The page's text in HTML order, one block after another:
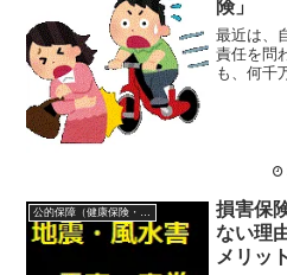
険」
最近は、
責任を問
も、何千
公的保障（健康保険・年金・雇用保険・生活保護・災害時の補償）
損害保
ない理
メリット